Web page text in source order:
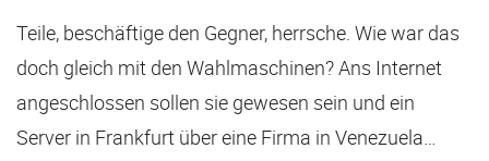
Teile, beschäftige den Gegner, herrsche. Wie war das
doch gleich mit den Wahlmaschinen? Ans Internet
angeschlossen sollen sie gewesen sein und ein
Server in Frankfurt über eine Firma in Venezuela…